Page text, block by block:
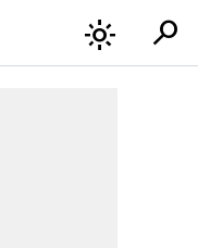
light_mode search